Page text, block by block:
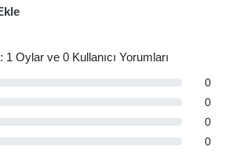
Oylar ve 0 Kullanıcı Yorumları
0
0
0
0